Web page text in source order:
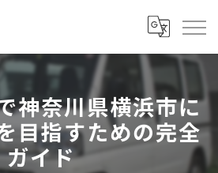
神奈川県横浜市に
目指すための完全
ガイド